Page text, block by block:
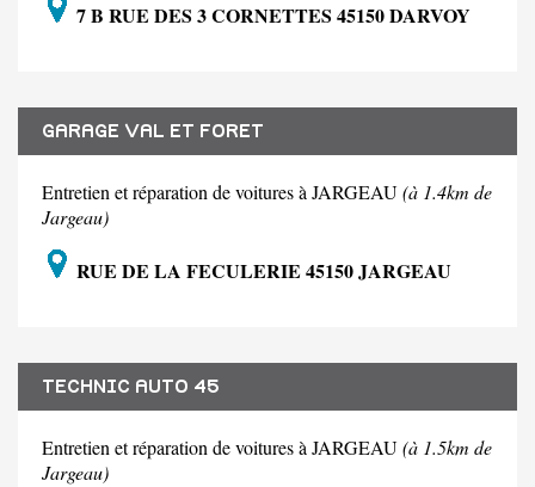
7 B RUE DES 3 CORNETTES 45150 DARVOY
GARAGE VAL ET FORET
Entretien et réparation de voitures à JARGEAU(à 1.4km de
Jargeau)
RUE DE LA FECULERIE 45150 JARGEAU
TECHNIC AUTO 45
Entretien et réparation de voitures à JARGEAU(à 1.5km de
Jargeau)